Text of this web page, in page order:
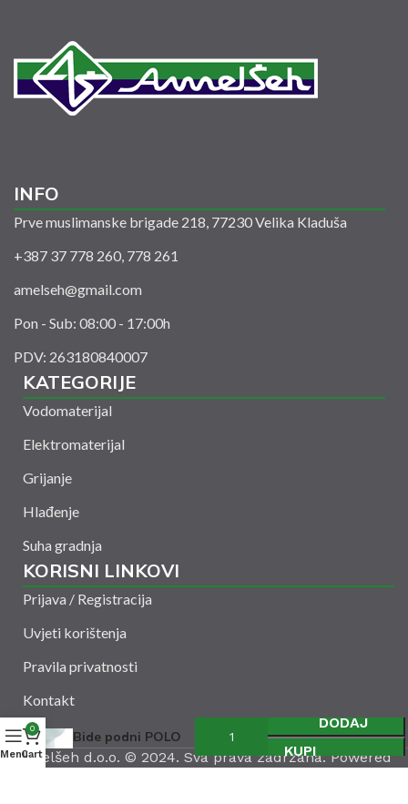
INFO
Prve muslimanske brigade 218, 77230 Velika Kladuša
+387 37 778 260, 778 261
amelseh@gmail.com
Pon - Sub: 08:00 - 17:00h
PDV: 263180840007
KATEGORIJE
Vodomaterijal
Elektromaterijal
Grijanje
Hlađenje
Suha gradnja
KORISNI LINKOVI
Prijava / Registracija
Uvjeti korištenja
Pravila privatnosti
Kontakt
Amelšeh d.o.o. © 2024. Sva prava zadržana. Powered
Bide podni POLO
DODAJ
KUPI
Menu
0
Cart